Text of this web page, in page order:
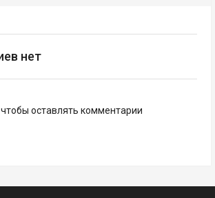
нет
чтобы оставлять комментарии